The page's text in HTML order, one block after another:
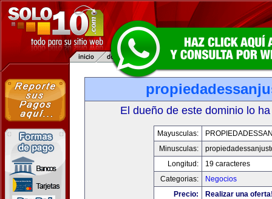
El dueño de este dominio lo
Mayusculas:
Minusculas:
Longitud:
19 caracteres
Categorias:
Negocios
Precio:
Realizar una